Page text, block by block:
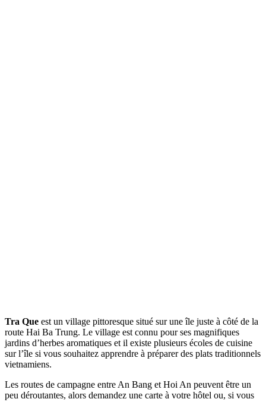
Tra Que est un village pittoresque situé sur une île juste à côté de la
route Hai Ba Trung. Le village est connu pour ses magnifiques
jardins d’herbes aromatiques et il existe plusieurs écoles de cuisine
sur l’île si vous souhaitez apprendre à préparer des plats traditionnels
vietnamiens.
Les routes de campagne entre An Bang et Hoi An peuvent être un
peu déroutantes, alors demandez une carte à votre hôtel ou, si vous